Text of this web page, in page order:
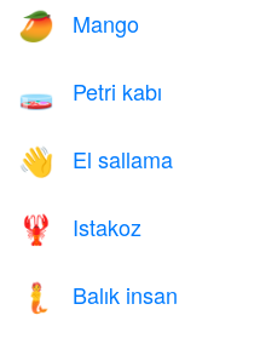
🥭 Mango
🧫 Petri kabı
👋 El sallama
🦞 Istakoz
🧜 Balık insan